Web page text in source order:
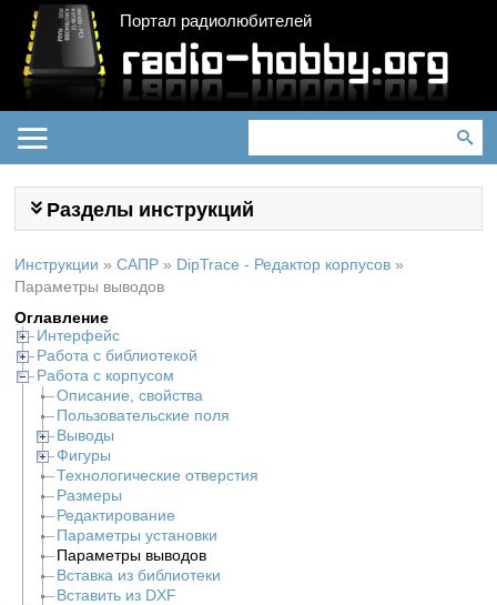
Портал радиолюбителей
Разделы инструкций
Инструкции » САПР » DipTrace - Редактор корпусов »
Параметры выводов
Оглавление
Интерфейс
Работа с библиотекой
Работа с корпусом
Описание, свойства
Пользовательские поля
Выводы
Фигуры
Технологические отверстия
Размеры
Редактирование
Параметры установки
Параметры выводов
Вставка из библиотеки
Вставить из DXF